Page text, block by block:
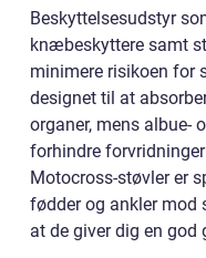
Beskyttelsesudstyr
knæbeskyttere samt
minimere risikoen for
designet til at
organer, mens albue-
forhindre
Motocross-støvler er
fødder og ankler mod
at de giver dig en god